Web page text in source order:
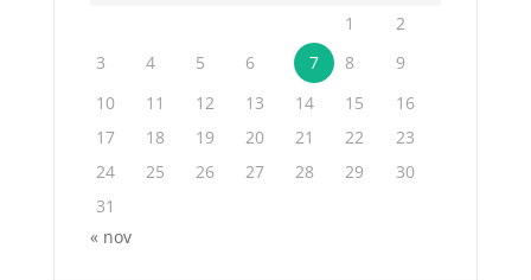
1
2
3
4 5 6 7 8
9
10
11 12 13 14 15
16
17
18 19 20 21 22
23
24
25 26 27 28 29
30
31
« nov